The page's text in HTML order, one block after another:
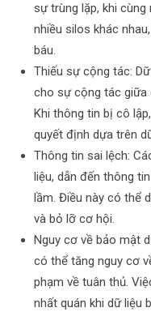
sự trùng lặp, khi
nhiều silos khác
báu.
Thiếu sự cộng tác:
cho sự cộng tác giữa
Khi thông tin bị cô
quyết định dựa trên
Thông tin sai lệch:
liệu, dẫn đến thông
lầm. Điều này có thể
và bỏ lỡ cơ hội.
Nguy cơ về bảo mật
có thể tăng nguy cơ
phạm về tuân thủ.
nhất quán khi dữ liệu